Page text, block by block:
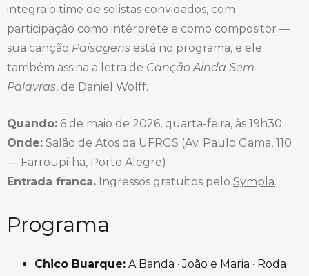
integra o time de solistas convidados, com
participação como intérprete e como compositor —
sua canção Paisagens está no programa, e ele
também assina a letra de Canção Ainda Sem
Palavras, de Daniel Wolff.
Quando: 6 de maio de 2026, quarta-feira, às 19h30
Onde: Salão de Atos da UFRGS (Av. Paulo Gama, 110
— Farroupilha, Porto Alegre)
Entrada franca. Ingressos gratuitos pelo Sympla.
Programa
Chico Buarque: A Banda · João e Maria · Roda